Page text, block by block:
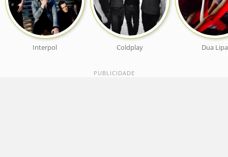
Interpol Coldplay Dua Lipa